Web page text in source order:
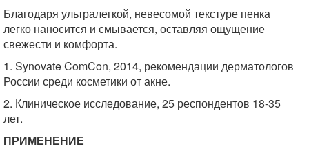
Благодаря ультралегкой, невесомой текстуре пенка
легко наносится и смывается, оставляя ощущение
свежести и комфорта.
1. Synovate ComCon, 2014, рекомендации дерматологов
России среди косметики от акне.
2. Клиническое исследование, 25 респондентов 18-35
лет.
ПРИМЕНЕНИЕ